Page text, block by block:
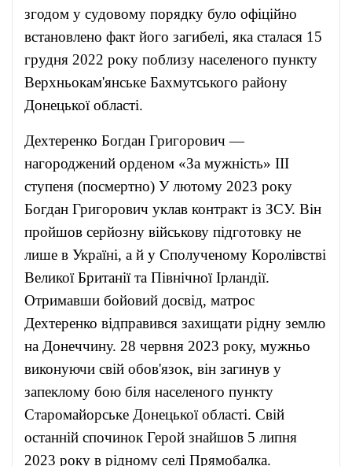
згодом у судовому порядку було офіційно
встановлено факт його загибелі, яка сталася 15
грудня 2022 року поблизу населеного пункту
Верхньокам'янське Бахмутського району
Донецької області.
Дехтеренко Богдан Григорович —
нагороджений орденом «За мужність» ІІІ
ступеня (посмертно) У лютому 2023 року
Богдан Григорович уклав контракт із ЗСУ. Він
пройшов серйозну військову підготовку не
лише в Україні, а й у Сполученому Королівстві
Великої Британії та Північної Ірландії.
Отримавши бойовий досвід, матрос
Дехтеренко відправився захищати рідну землю
на Донеччину. 28 червня 2023 року, мужньо
виконуючи свій обов'язок, він загинув у
запеклому бою біля населеного пункту
Старомайорське Донецької області. Свій
останній спочинок Герой знайшов 5 липня
2023 року в рідному селі Прямобалка.